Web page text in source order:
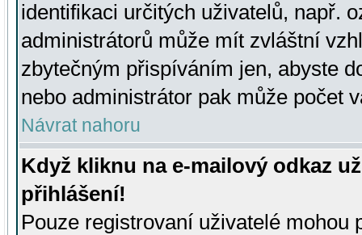
identifikaci určitých uživatelů, např.
administrátorů může mít zvláštní
zbytečným přispíváním jen, abyste
nebo administrátor pak může počet
Návrat nahoru
Když kliknu na e-mailový odkaz
přihlášení!
Pouze registrovaní uživatelé mohou